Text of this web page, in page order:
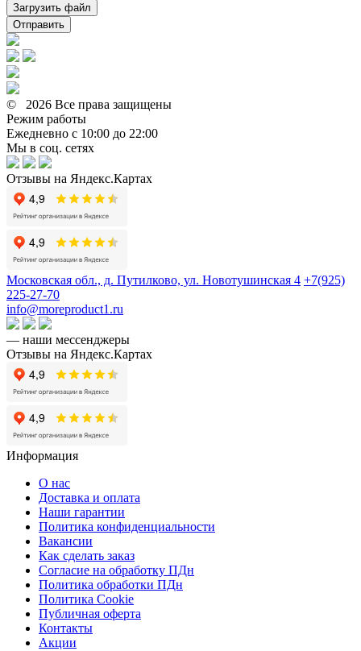
Загрузить файл
Отправить
© 2026 Все права защищены
Режим работы
Ежедневно с 10:00 до 22:00
Мы в соц. сетях
Отзывы на Яндекс.Картах
Московская обл., д. Путилково, ул. Новотушинская 4 +7(925)
225-27-70
info@moreproduct1.ru
— наши мессенджеры
Отзывы на Яндекс.Картах
Информация
О нас
Доставка и оплата
Наши гарантии
Политика конфиденциальности
Вакансии
Как сделать заказ
Согласие на обработку ПДн
Политика обработки ПДн
Политика Cookie
Публичная оферта
Контакты
Акции